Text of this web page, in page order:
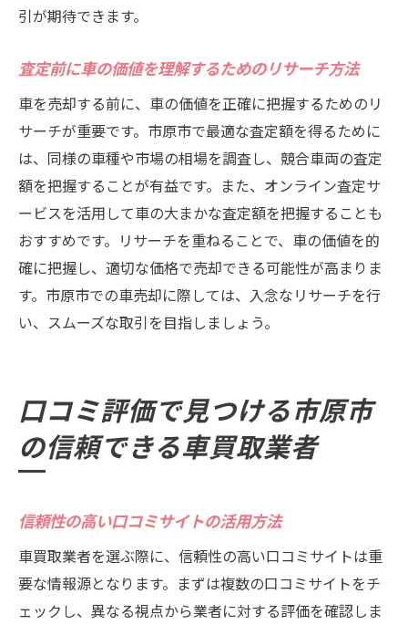
引が期待できます。
査定前に車の価値を理解するためのリサーチ方法
車を売却する前に、車の価値を正確に把握するためのリ
サーチが重要です。市原市で最適な査定額を得るために
は、同様の車種や市場の相場を調査し、競合車両の査定
額を把握することが有益です。また、オンライン査定サ
ービスを活用して車の大まかな査定額を把握することも
おすすめです。リサーチを重ねることで、車の価値を的
確に把握し、適切な価格で売却できる可能性が高まりま
す。市原市での車売却に際しては、入念なリサーチを行
い、スムーズな取引を目指しましょう。
口コミ評価で見つける市原市
の信頼できる車買取業者
信頼性の高い口コミサイトの活用方法
車買取業者を選ぶ際に、信頼性の高い口コミサイトは重
要な情報源となります。まずは複数の口コミサイトをチ
ェックし、異なる視点から業者に対する評価を確認しま